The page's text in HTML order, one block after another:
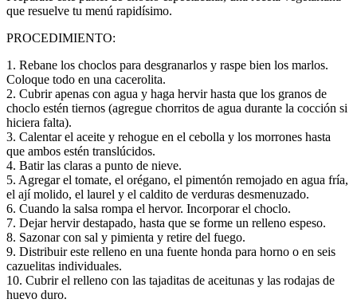
que resuelve tu menú rapidísimo.
PROCEDIMIENTO:
1. Rebane los choclos para desgranarlos y raspe bien los marlos.
Coloque todo en una cacerolita.
2. Cubrir apenas con agua y haga hervir hasta que los granos de
choclo estén tiernos (agregue chorritos de agua durante la cocción si
hiciera falta).
3. Calentar el aceite y rehogue en el cebolla y los morrones hasta
que ambos estén translúcidos.
4. Batir las claras a punto de nieve.
5. Agregar el tomate, el orégano, el pimentón remojado en agua fría,
el ají molido, el laurel y el caldito de verduras desmenuzado.
6. Cuando la salsa rompa el hervor. Incorporar el choclo.
7. Dejar hervir destapado, hasta que se forme un relleno espeso.
8. Sazonar con sal y pimienta y retire del fuego.
9. Distribuir este relleno en una fuente honda para horno o en seis
cazuelitas individuales.
10. Cubrir el relleno con las tajaditas de aceitunas y las rodajas de
huevo duro.